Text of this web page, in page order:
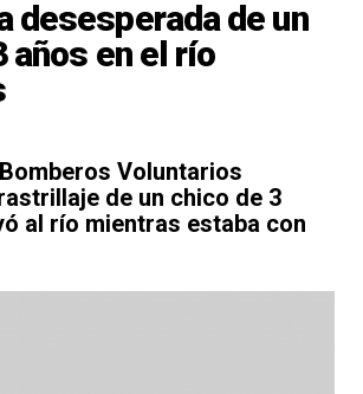
desesperada de un
años en el río
Voluntarios
de un chico de 3
al río mientras estaba con